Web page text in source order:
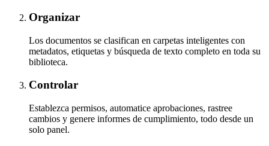
Organizar
Los documentos se clasifican en carpetas inteligentes con
metadatos, etiquetas y búsqueda de texto completo en toda su
biblioteca.
Controlar
Establezca permisos, automatice aprobaciones, rastree
cambios y genere informes de cumplimiento, todo desde un
solo panel.